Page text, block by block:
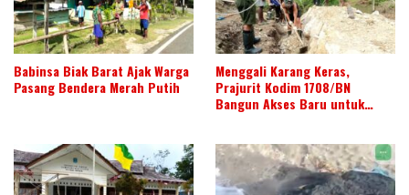
Babinsa Biak Barat Ajak Warga
Pasang Bendera Merah Putih
Menggali Karang Keras,
Prajurit Kodim 1708/BN
Bangun Akses Baru untuk